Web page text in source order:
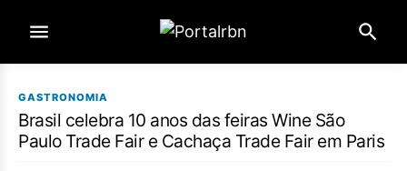
GASTRONOMIA
Brasil celebra 10 anos das feiras Wine São
Paulo Trade Fair e Cachaça Trade Fair em Paris